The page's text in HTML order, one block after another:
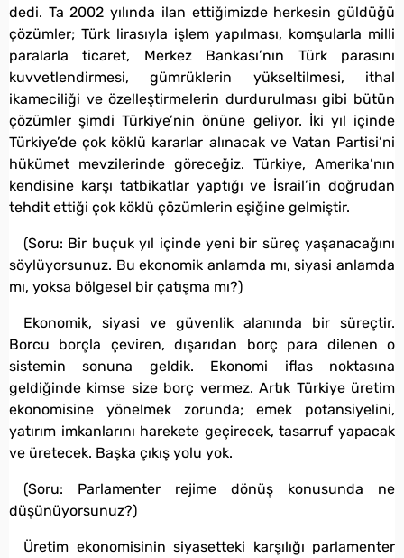
dedi. Ta 2002 yılında ilan ettiğimizde herkesin güldüğü
çözümler; Türk lirasıyla işlem yapılması, komşularla milli
paralarla ticaret, Merkez Bankası’nın Türk parasını
kuvvetlendirmesi, gümrüklerin yükseltilmesi, ithal
ikameciliği ve özelleştirmelerin durdurulması gibi bütün
çözümler şimdi Türkiye’nin önüne geliyor. İki yıl içinde
Türkiye’de çok köklü kararlar alınacak ve Vatan Partisi’ni
hükümet mevzilerinde göreceğiz. Türkiye, Amerika’nın
kendisine karşı tatbikatlar yaptığı ve İsrail’in doğrudan
tehdit ettiği çok köklü çözümlerin eşiğine gelmiştir.
(Soru: Bir buçuk yıl içinde yeni bir süreç yaşanacağını
söylüyorsunuz. Bu ekonomik anlamda mı, siyasi anlamda
mı, yoksa bölgesel bir çatışma mı?)
Ekonomik, siyasi ve güvenlik alanında bir süreçtir.
Borcu borçla çeviren, dışarıdan borç para dilenen o
sistemin sonuna geldik. Ekonomi iflas noktasına
geldiğinde kimse size borç vermez. Artık Türkiye üretim
ekonomisine yönelmek zorunda; emek potansiyelini,
yatırım imkanlarını harekete geçirecek, tasarruf yapacak
ve üretecek. Başka çıkış yolu yok.
(Soru: Parlamenter rejime dönüş konusunda ne
düşünüyorsunuz?)
Üretim ekonomisinin siyasetteki karşılığı parlamenter